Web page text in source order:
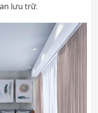
lưu trữ.